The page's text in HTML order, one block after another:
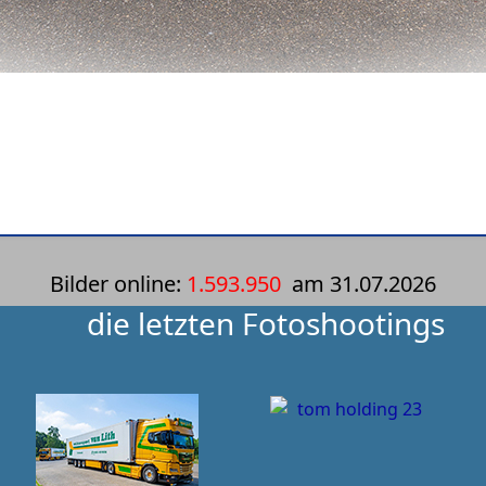
Bilder online: 1.593.950 am 31.07.2026
die letzten Fotoshootings